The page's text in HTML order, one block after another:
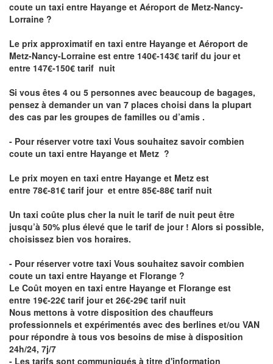
coute un taxi entre Hayange et Aéroport de Metz-Nancy-
Lorraine ?
Le prix approximatif en taxi entre Hayange et Aéroport de
Metz-Nancy-Lorraine est entre 140€-143€ tarif du jour et
entre 147€-150€ tarif nuit
Si vous êtes 4 ou 5 personnes avec beaucoup de bagages,
pensez à demander un van 7 places choisi dans la plupart
des cas par les groupes de familles ou d’amis .
- Pour réserver votre taxi Vous souhaitez savoircombien
coute un taxi entre Hayange et Metz ?
Le prix moyen en taxi entre Hayange et Metz est
entre 78€-81€ tarif jour et entre 85€-88€ tarif nuit
Un taxi coûte plus cher la nuit le tarif de nuit peut être
jusqu’à 50% plus élevé que le tarif de jour ! Alors si possible,
choisissez bien vos horaires.
- Pour réserver votre taxi Vous souhaitez savoircombien
coute un taxi entre Hayange et Florange ?
Le Coût moyen en taxi entre Hayange et Florange est
entre 19€-22€ tarif jour et 26€-29€ tarif nuit
Nous mettons à votre disposition des chauffeurs
professionnels et expérimentés avec des berlines et/ou VAN
pour répondre à tous vos besoins de mise à disposition
24h/24, 7j/7
- Les tarifs sont communiqués à titre d'information